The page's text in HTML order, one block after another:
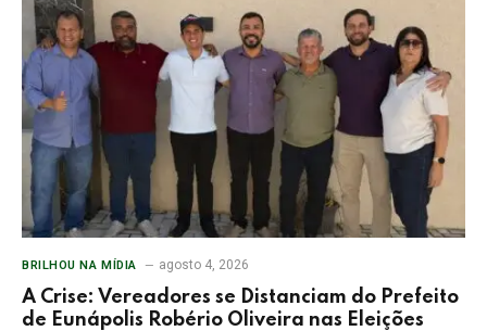
BRILHOU NA MÍDIA agosto 4, 2026
A Crise: Vereadores se Distanciam do Prefeito
de Eunápolis Robério Oliveira nas Eleições